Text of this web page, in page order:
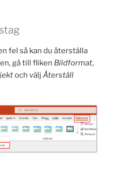
fel så kan du återställa
gå till fliken Bildformat,
och välj Återställ